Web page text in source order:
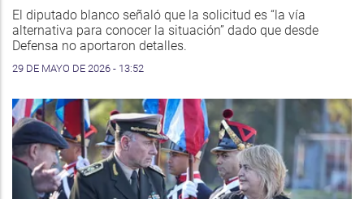
El diputado blanco señaló que la solicitud es “la vía
alternativa para conocer la situación” dado que desde
Defensa no aportaron detalles.
29 DE MAYO DE 2026 - 13:52